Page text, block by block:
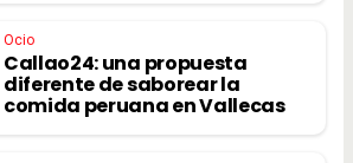
Ocio
Callao24: una propuesta
diferente de saborear la
comida peruana en Vallecas